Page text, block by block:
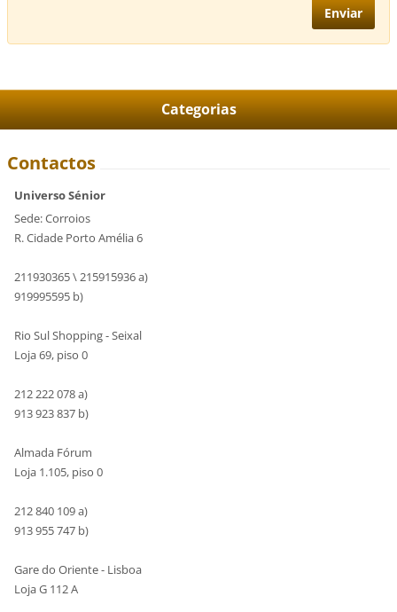
Categorias
Contactos
Universo Sénior
Sede: Corroios
R. Cidade Porto Amélia 6
211930365 \ 215915936 a)
919995595 b)
Rio Sul Shopping - Seixal
Loja 69, piso 0
212 222 078 a)
913 923 837 b)
Almada Fórum
Loja 1.105, piso 0
212 840 109 a)
913 955 747 b)
Gare do Oriente - Lisboa
Loja G 112 A